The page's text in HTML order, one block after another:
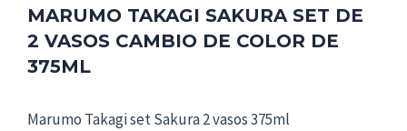
MARUMO TAKAGI SAKURA SET DE
2 VASOS CAMBIO DE COLOR DE
375ML
Marumo Takagi set Sakura 2 vasos 375ml